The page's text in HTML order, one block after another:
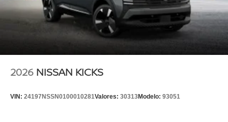
2026 NISSAN KICKS
VIN: 24197NSSN0100010281Valores: 30313Modelo: 93051